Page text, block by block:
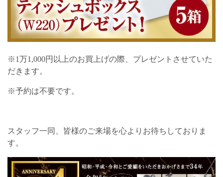
※1万1,000円以上のお買上げの際、プレゼントさせていた
だきます。
※予約は不要です。
スタッフ一同、皆様のご来場を心よりお待ちしておりま
す。